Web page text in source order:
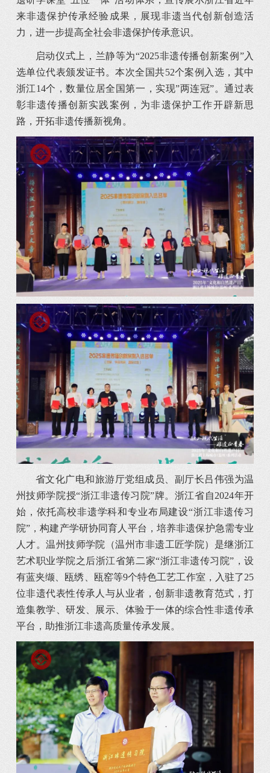
来非遗保护传承经验成果，展现非遗当代创新创造活
力，进一步提高全社会非遗保护传承意识。
启动仪式上，兰静等为“2025非遗传播创新案例”入
选单位代表颁发证书。本次全国共52个案例入选，其中
浙江14个，数量位居全国第一，实现”两连冠”。通过表
彰非遗传播创新实践案例，为非遗保护工作开辟新思
路，开拓非遗传播新视角。
省文化广电和旅游厅党组成员、副厅长吕伟强为温
州技师学院授“浙江非遗传习院”牌。浙江省自2024年开
始，依托高校非遗学科和专业布局建设“浙江非遗传习
院”，构建产学研协同育人平台，培养非遗保护急需专业
人才。温州技师学院（温州市非遗工匠学院）是继浙江
艺术职业学院之后浙江省第二家“浙江非遗传习院”，设
有蓝夹缬、瓯绣、瓯窑等9个特色工艺工作室，入驻了25
位非遗代表性传承人与从业者，创新非遗教育范式，打
造集教学、研发、展示、体验于一体的综合性非遗传承
平台，助推浙江非遗高质量传承发展。